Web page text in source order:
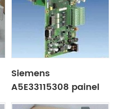
Siemens
A5E33115308 painel
de controle